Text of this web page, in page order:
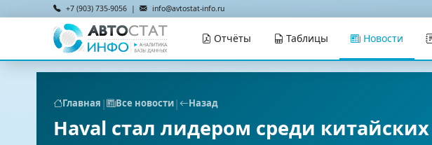
+7 (903) 735-9056 | info@avtostat-info.ru
Отчёты Таблицы Новости
Главная | Все новости| Назад
Haval стал лидером среди